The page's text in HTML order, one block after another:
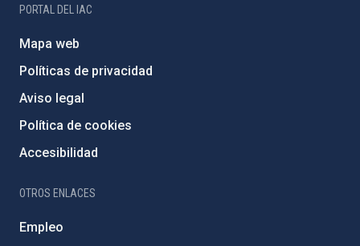
PORTAL DEL IAC
Mapa web
Políticas de privacidad
Aviso legal
Política de cookies
Accesibilidad
OTROS ENLACES
Empleo